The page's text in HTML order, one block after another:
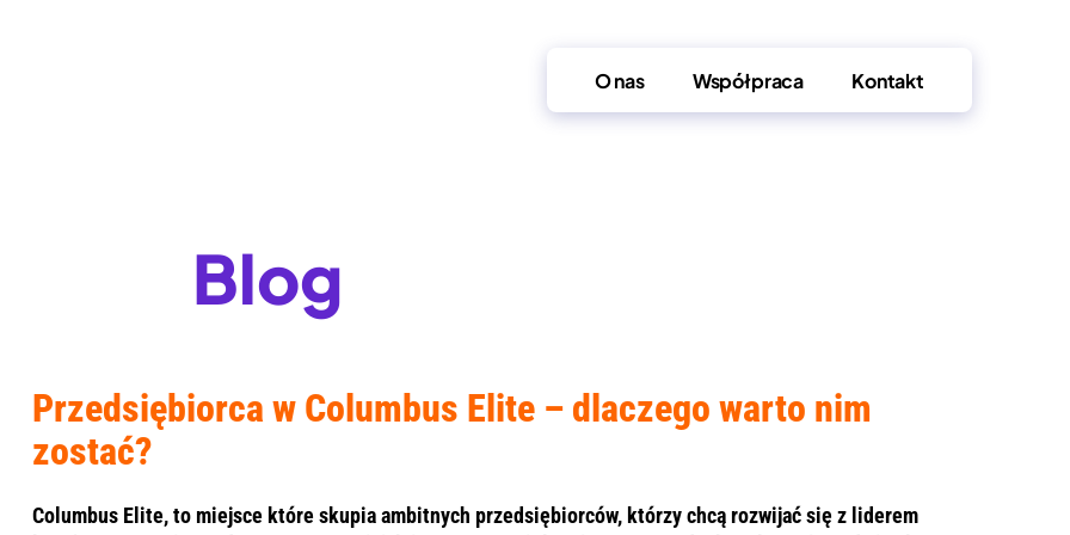
O nas Współpraca Kontakt
Blog
Przedsiębiorca w Columbus Elite – dlaczego warto nim
zostać?
Columbus Elite, to miejsce które skupia ambitnych przedsiębiorców, którzy chcą rozwijać się z liderem